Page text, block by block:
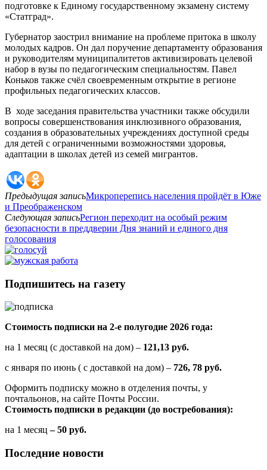
подготовке к Единому государственному экзамену систему
«Статград».
Губернатор заострил внимание на проблеме притока в школу
молодых кадров. Он дал поручение департаменту образования
и руководителям муниципалитетов активизировать целевой
набор в вузы по педагогическим специальностям. Павел
Коньков также счёл своевременным открытие в регионе
профильных педагогических классов.
В ходе заседания правительства участники также обсудили
вопросы совершенствования инклюзивного образования,
создания в образовательных учреждениях доступной среды
для детей с ограниченными возможностями здоровья,
адаптации в школах детей из семей мигрантов.
Предыдущая записьМикроперепись населения пройдёт в Юже
и Преображенском
Следующая записьРегион переходит на особый режим
безопасности в преддверии Дня знаний и единого дня
голосования
Подпишитесь на газету
Стоимость подписки на 2-е полугодие 2026 года:
на 1 месяц (с доставкой на дом) – 121,13 руб.
с января по июнь ( с доставкой на дом) – 726, 78 руб.
Оформить подписку можно в отделения почты, у
почтальонов, на сайте Почты России.
Стоимость подписки в редакции (до востребования):
на 1 месяц – 50 руб.
Последние новости